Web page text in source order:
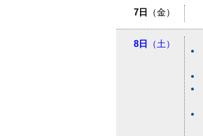
7日 （金）
8日 （土）